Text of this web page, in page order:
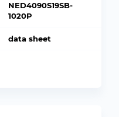
NED4090S19SB-
1020P
data sheet